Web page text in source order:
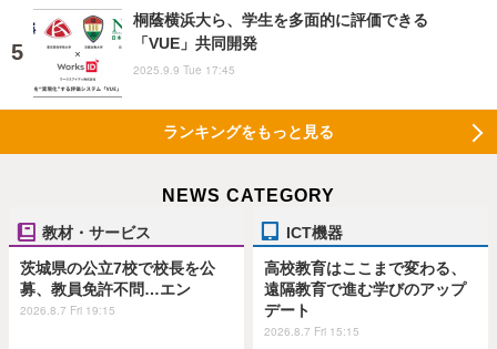
桐蔭横浜大ら、学生を多面的に評価できる
「VUE」共同開発
2025.9.9 Tue 17:45
ランキングをもっと見る
NEWS CATEGORY
教材・サービス
茨城県の公立7校で校長を公
募、教員免許不問…エン
2026.8.7 Fri 19:15
ICT機器
高校教育はここまで変わる、
遠隔教育で進む学びのアップ
デート
2026.8.7 Fri 15:15